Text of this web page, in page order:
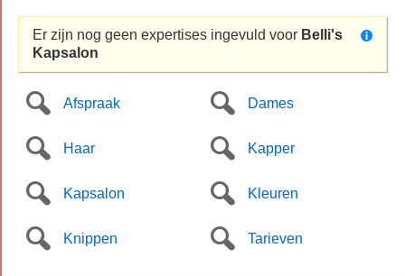
Er zijn nog geen expertises ingevuld voor Belli's
Kapsalon
Afspraak Dames
Haar Kapper
Kapsalon Kleuren
Knippen Tarieven